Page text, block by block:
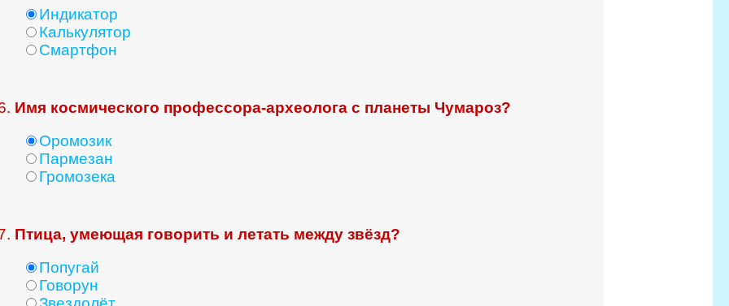
Индикатор
Калькулятор
Смартфон
Имя космического профессора-археолога с планеты Чумароз?
Оромозик
Пармезан
Громозека
Птица, умеющая говорить и летать между звёзд?
Попугай
Говорун